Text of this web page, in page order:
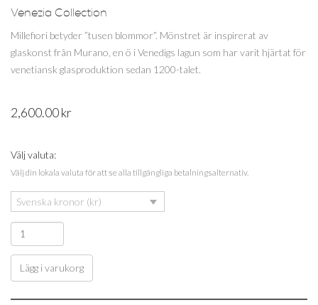
Venezia Collection
Millefiori betyder ”tusen blommor”. Mönstret är inspirerat av
glaskonst från Murano, en ö i Venedigs lagun som har varit hjärtat för
venetiansk glasproduktion sedan 1200-talet.
2,600.00kr
Välj valuta:
Välj din lokala valuta för att se alla tillgängliga betalningsalternativ.
Svenska kronor (kr)
Lägg i varukorg